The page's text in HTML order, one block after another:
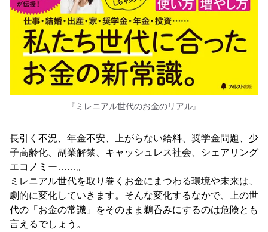
『ミレニアル世代のお金のリアル』
長引く不況、年金不安、上がらない給料、奨学金問題、少
子高齢化、副業解禁、キャッシュレス社会、シェアリング
エコノミー……。
ミレニアル世代を取り巻くお金にまつわる環境や未来は、
劇的に変化していきます。そんな変化するなかで、上の世
代の「お金の常識」をそのまま鵜呑みにするのは危険とも
言えるでしょう。